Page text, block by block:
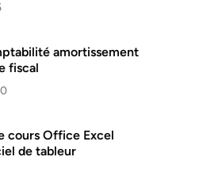
amortissement
fiscal
cours Office Excel
de tableur